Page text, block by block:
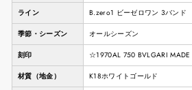
ライン B.zero1 ビーゼロワン 3バンド
季節・シーズン オールシーズン
刻印 ☆1970AL 750 BVLGARI MADE
材質（地金） K18ホワイトゴールド